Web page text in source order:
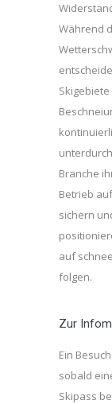
Während
Branche
Betrieb
sichern
auf
folgen.
Zur
Ein
sobald
Skipass